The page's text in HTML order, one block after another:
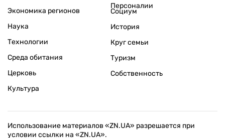
Экономика регионов
Персоналии
Наука
Технологии
Среда обитания
Церковь
Культура
Социум
История
Круг семьи
Туризм
Собственность
Использование материалов «ZN.UA» разрешается при
условии ссылки на «ZN.UA».